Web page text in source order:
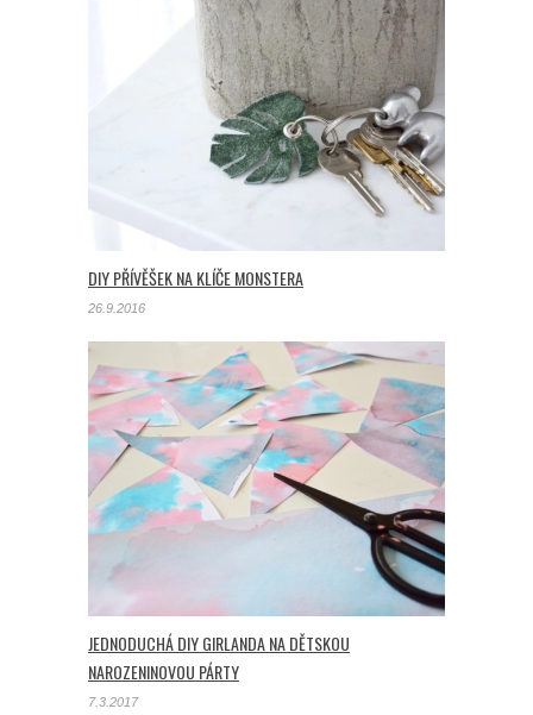
DIY PŘÍVĚŠEK NA KLÍČE MONSTERA
26.9.2016
JEDNODUCHÁ DIY GIRLANDA NA DĚTSKOU
NAROZENINOVOU PÁRTY
7.3.2017